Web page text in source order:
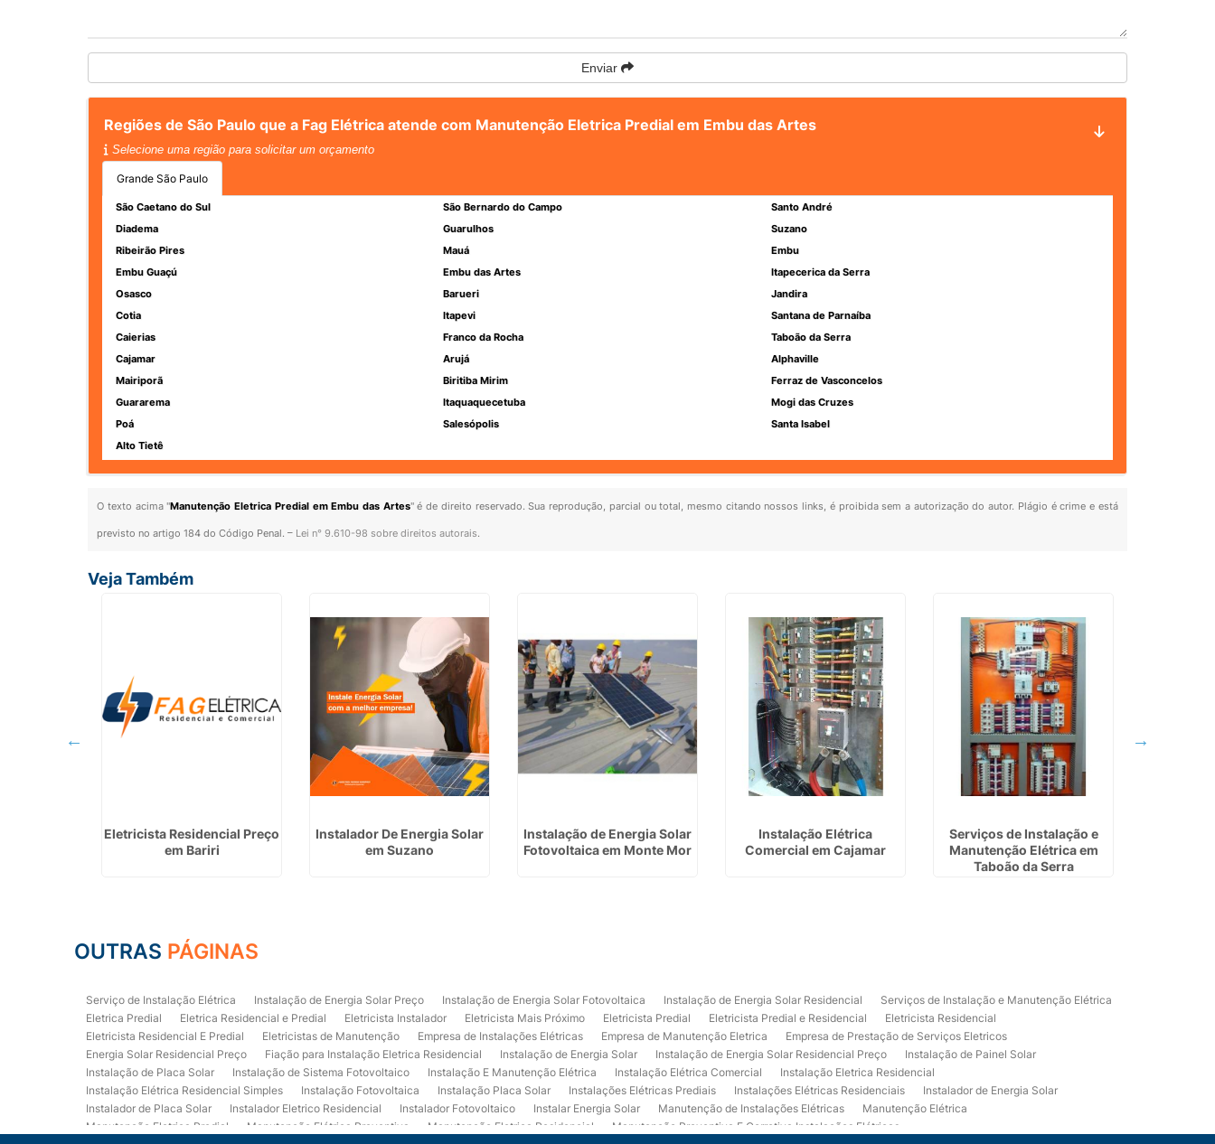
Enviar
Regiões de São Paulo que a Fag Elétrica atende com Manutenção Eletrica Predial em Embu das Artes
Selecione uma região para solicitar um orçamento
Grande São Paulo
São Caetano do Sul São Bernardo do Campo
Santo André
Diadema
Guarulhos
Suzano
Ribeirão Pires
Mauá
Embu
Embu Guaçú
Embu das Artes
Itapecerica da Serra
Osasco
Barueri
Jandira
Cotia
Itapevi
Santana de Parnaíba
Caierias
Franco da Rocha
Taboão da Serra
Cajamar
Arujá
Alphaville
Mairiporã
Biritiba Mirim
Ferraz de Vasconcelos
Guararema
Itaquaquecetuba
Mogi das Cruzes
Poá
Salesópolis
Santa Isabel
Alto Tietê
O texto acima "Manutenção Eletrica Predial em Embu das Artes" é de direito reservado. Sua reprodução, parcial ou total, mesmo citando nossos links, é proibida sem a autorização do autor. Plágio é crime e está
previsto no artigo 184 do Código Penal. – Lei n° 9.610-98 sobre direitos autorais.
Veja Também
Eletricista Residencial Preço
em Bariri
Instalador De Energia Solar
em Suzano
Instalação de Energia Solar
Fotovoltaica em Monte Mor
Instalação Elétrica
Comercial em Cajamar
Serviços de Instalação e
Manutenção Elétrica em
Taboão da Serra
OUTRAS PÁGINAS
Serviço de Instalação Elétrica Instalação de Energia Solar Preço Instalação de Energia Solar Fotovoltaica Instalação de Energia Solar Residencial
Serviços de Instalação e Manutenção Elétrica
Eletrica Predial
Eletrica Residencial e Predial Eletricista Instalador Eletricista Mais Próximo Eletricista Predial Eletricista Predial e Residencial
Eletricista Residencial
Eletricista Residencial E Predial
Eletricistas de Manutenção Empresa de Instalações Elétricas Empresa de Manutenção Eletrica
Empresa de Prestação de Serviços Eletricos
Energia Solar Residencial Preço
Fiação para Instalação Eletrica Residencial Instalação de Energia Solar Instalação de Energia Solar Residencial Preço
Instalação de Painel Solar
Instalação de Placa Solar
Instalação de Sistema Fotovoltaico Instalação E Manutenção Elétrica Instalação Elétrica Comercial
Instalação Eletrica Residencial
Instalação Elétrica Residencial Simples
Instalação Fotovoltaica Instalação Placa Solar Instalações Elétricas Prediais Instalações Elétricas Residenciais
Instalador de Energia Solar
Instalador de Placa Solar
Instalador Eletrico Residencial Instalador Fotovoltaico Instalar Energia Solar Manutenção de Instalações Elétricas
Manutenção Elétrica
Manutenção Eletrica Predial
Manutenção Elétrica Preventiva Manutenção Eletrica Residencial
Manutenção Preventiva E Corretiva Instalações Elétricas